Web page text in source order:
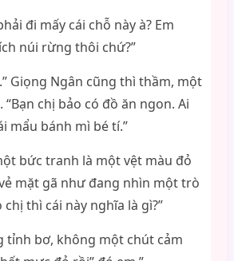
đi mấy cái chỗ này à? Em
núi rừng thôi chứ?”
Giọng Ngân cũng thì thầm, một
chị bảo có đồ ăn ngon. Ai
mẩu bánh mì bé tí.”
bức tranh là một vệt màu đỏ
mặt gã như đang nhìn một trò
chị thì cái này nghĩa là gì?”
tỉnh bơ, không một chút cảm